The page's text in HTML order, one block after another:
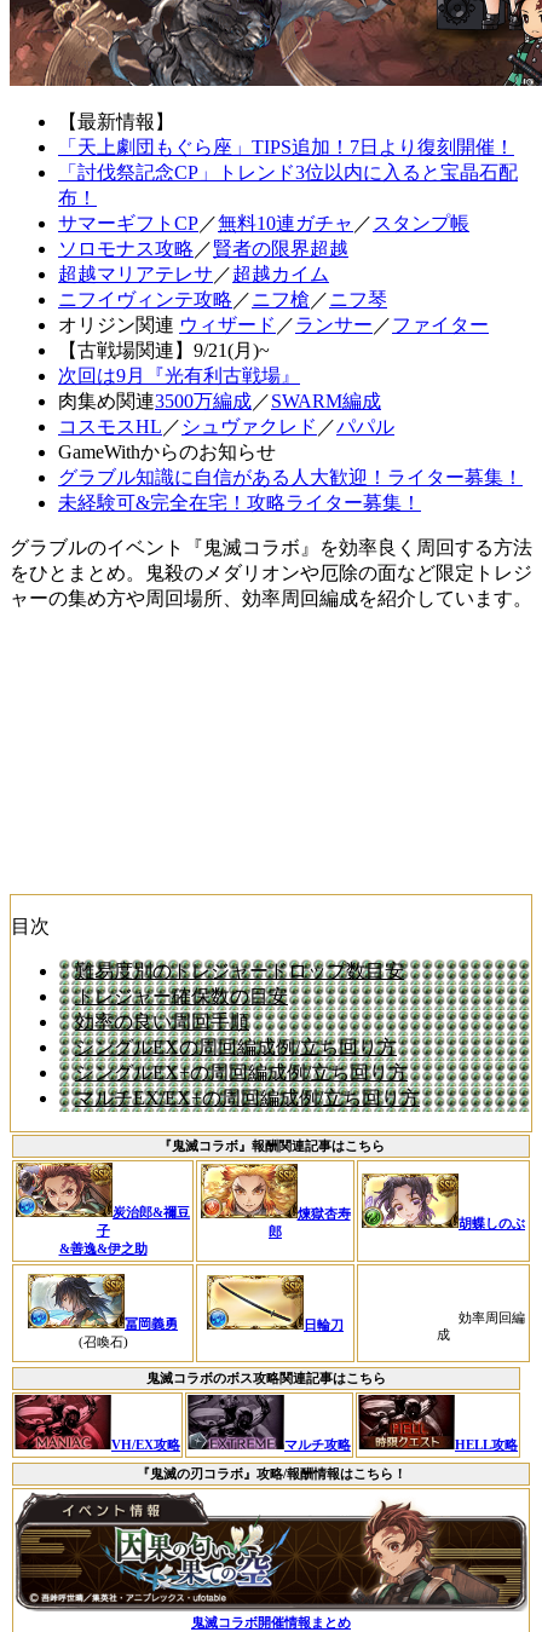
【最新情報】
「天上劇団もぐら座」TIPS追加！7日より復刻開催！
「討伐祭記念CP」トレンド3位以内に入ると宝晶石配
布！
サマーギフトCP／無料10連ガチャ ／ スタンプ帳
ソロモナス攻略 ／賢者の限界超越
超越マリアテレサ ／超越カイム
ニフイヴィンテ攻略 ／ニフ槍 ／ニフ琴
オリジン関連 ウィザード ／ランサー ／ファイター
【古戦場関連】9/21(月)~
次回は9月『光有利古戦場』
肉集め関連3500万編成／SWARM編成
コスモスHL ／ シュヴァクレド ／パパル
GameWithからのお知らせ
グラブル知識に自信がある人大歓迎！ライター募集！
未経験可&完全在宅！攻略ライター募集！
グラブルのイベント『鬼滅コラボ』を効率良く周回する方法
をひとまとめ。鬼殺のメダリオンや厄除の面など限定トレジ
ャーの集め方や周回場所、効率周回編成を紹介しています。
目次
難易度別のトレジャードロップ数目安
トレジャー確保数の目安
効率の良い周回手順
シングルEXの周回編成例/立ち回り方
シングルEX+の周回編成例/立ち回り方
マルチEX/EX+の周回編成例/立ち回り方
『鬼滅コラボ』報酬関連記事はこちら
炭治郎&禰豆
子
&善逸&伊之助
煉獄杏寿
郎
胡蝶しのぶ
冨岡義勇
(召喚石)
日輪刀
効率周回編
成
鬼滅コラボのボス攻略関連記事はこちら
VH/EX攻略 マルチ攻略
HELL攻略
『鬼滅の刃コラボ』攻略/報酬情報はこちら！
鬼滅コラボ開催情報まとめ